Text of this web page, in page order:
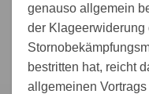
genauso allgemein
der Klageerwiderung
bestritten hat, reicht
allgemeinen